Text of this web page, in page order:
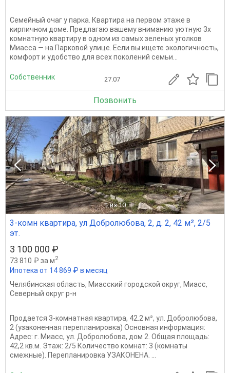
Семейный очаг у парка. Квартира на первом этаже в
кирпичном доме. Предлагаю вашему вниманию уютную 3х
комнатную квартиру в одном из самых зеленых уголков
Миасса — на Парковой улице. Если вы ищете экологичность,
комфорт и удобство для всех поколений семьи...
Собственник 27.07
Позвонить
1 из 10
3-комн квартира, ул Добролюбова, 2, д. 2, 42 м², 2/5
эт.
3 100 000 ₽
73 810 ₽ за м2
Ипотека от 14 869 ₽ в месяц
Челябинская область, Миасский городской округ, Миасс,
Северный округ р-н
Продается 3-комнатная квартира, 42.2 м², ул. Добролюбова,
2 (узаконенная перепланировка) Основная информация:
Адрес: г. Миасс, ул. Добролюбова, дом 2. Общая площадь:
42,2 кв.м. Этаж: 2/5 Количество комнат: 3 (комнаты
смежные). Перепланировка УЗАКОНЕНА. ...